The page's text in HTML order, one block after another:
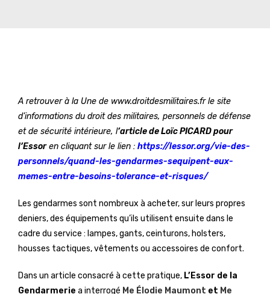
A retrouver à la Une de www.droitdesmilitaires.fr le site
d’informations du droit des militaires, personnels de défense
et de sécurité intérieure, l‘article de Loïc PICARD pour
l’Essoren cliquant sur le lien : https://lessor.org/vie-des-
personnels/quand-les-gendarmes-sequipent-eux-
memes-entre-besoins-tolerance-et-risques/
Les gendarmes sont nombreux à acheter, sur leurs propres
deniers, des équipements qu’ils utilisent ensuite dans le
cadre du service : lampes, gants, ceinturons, holsters,
housses tactiques, vêtements ou accessoires de confort.
Dans un article consacré à cette pratique, L’Essor de la
Gendarmerie a interrogé Me Élodie Maumont et Me